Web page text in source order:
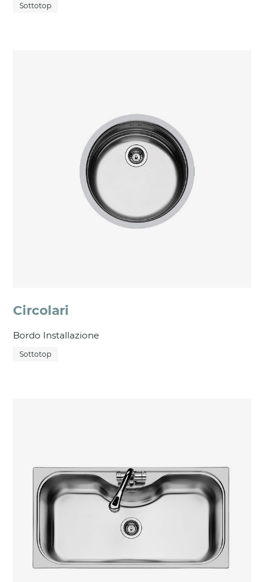
Sottotop
Circolari
Bordo Installazione
Sottotop